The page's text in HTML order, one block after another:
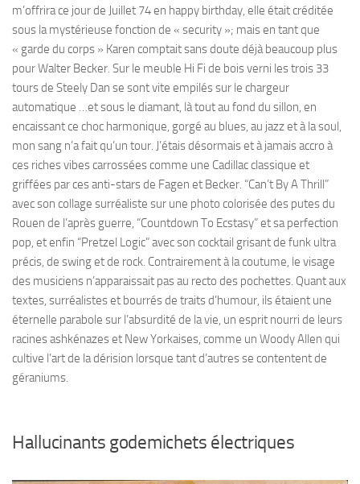
m’offrira ce jour de Juillet 74 en happy birthday, elle était créditée
sous la mystérieuse fonction de « security »; mais en tant que
« garde du corps » Karen comptait sans doute déjà beaucoup plus
pour Walter Becker. Sur le meuble Hi Fi de bois verni les trois 33
tours de Steely Dan se sont vite empilés sur le chargeur
automatique …et sous le diamant, là tout au fond du sillon, en
encaissant ce choc harmonique, gorgé au blues, au jazz et à la soul,
mon sang n’a fait qu’un tour. J’étais désormais et à jamais accro à
ces riches vibes carrossées comme une Cadillac classique et
griffées par ces anti-stars de Fagen et Becker. “Can’t By A Thrill”
avec son collage surréaliste sur une photo colorisée des putes du
Rouen de l’après guerre, “Countdown To Ecstasy” et sa perfection
pop, et enfin “Pretzel Logic” avec son cocktail grisant de funk ultra
précis, de swing et de rock. Contrairement à la coutume, le visage
des musiciens n’apparaissait pas au recto des pochettes. Quant aux
textes, surréalistes et bourrés de traits d’humour, ils étaient une
éternelle parabole sur l’absurdité de la vie, un esprit nourri de leurs
racines ashkénazes et New Yorkaises, comme un Woody Allen qui
cultive l’art de la dérision lorsque tant d’autres se contentent de
géraniums.
Hallucinants godemichets électriques